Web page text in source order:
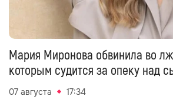
Мария Миронова обвинила во
которым судится за опеку над
07 августа 17:34